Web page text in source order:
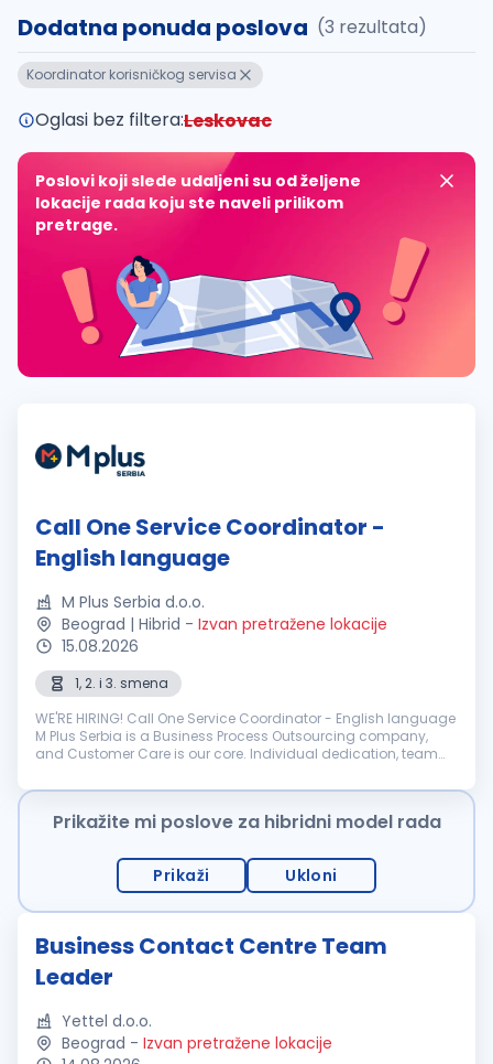
Dodatna ponuda poslova (3 rezultata)
Koordinator korisničkog servisa
Oglasi bez filtera:Leskovac
Poslovi koji slede udaljeni su od željene
lokacije rada koju ste naveli prilikom
pretrage.
Call One Service Coordinator -
English language
M Plus Serbia d.o.o.
Beograd | Hibrid - Izvan pretražene lokacije
15.08.2026
1, 2. i 3. smena
WE'RE HIRING! Call One Service Coordinator - English language
M Plus Serbia is a Business Process Outsourcing company,
and Customer Care is our core. Individual dedication, team
Prikažite mi poslove za hibridni model rada
Prikaži Ukloni
Business Contact Centre Team
Leader
Yettel d.o.o.
Beograd - Izvan pretražene lokacije